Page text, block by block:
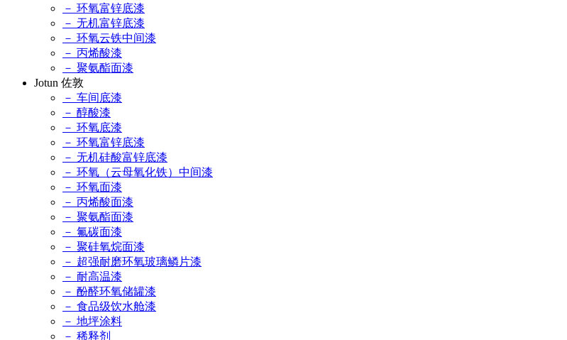
－ 环氧富锌底漆
－ 无机富锌底漆
－ 环氧云铁中间漆
－ 丙烯酸漆
－ 聚氨酯面漆
Jotun 佐敦
－ 车间底漆
－ 醇酸漆
－ 环氧底漆
－ 环氧富锌底漆
－ 无机硅酸富锌底漆
－ 环氧（云母氧化铁）中间漆
－ 环氧面漆
－ 丙烯酸面漆
－ 聚氨酯面漆
－ 氟碳面漆
－ 聚硅氧烷面漆
－ 超强耐磨环氧玻璃鳞片漆
－ 耐高温漆
－ 酚醛环氧储罐漆
－ 食品级饮水舱漆
－ 地坪涂料
－ 稀释剂